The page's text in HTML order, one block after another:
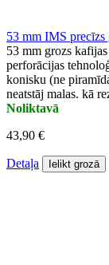
53 mm IMS precīzs
53 mm grozs
perforācijas
konisku (ne
neatstāj malas. kā
Noliktavā
43,90 €
Detaļa Ielikt grozā